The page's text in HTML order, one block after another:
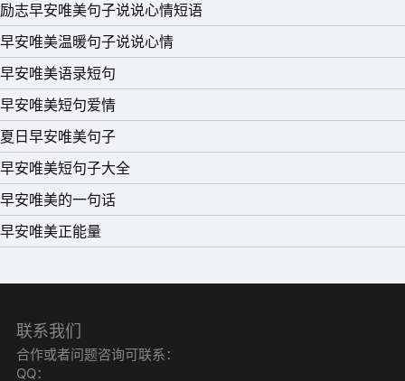
28、纵、尘世风生千山看遍，于你何念？ 纵、江湖水起刀
戈相见，与你何干？ 纵、束发剃净清静绝寰，你亦安然。
纵、青灯敲彻古刹墙边，唯你不变。
29、那些不朽的誓言，依旧飘散着，在光阴里，红尘里，
随着尘埃，随着流水，一直无声的飘散。只是你和我不知
紫荆的花开，象征着秋季里不败的坚强；这一季的秋风，生
命的奔放。虽然草儿多数已泛黄，可是仍有那么一点绿色的
励志早安唯美句子说说心情短语
早安唯美温暖句子说说心情
早安唯美语录短句
早安唯美短句爱情
夏日早安唯美句子
早安唯美短句子大全
早安唯美的一句话
早安唯美正能量
联系我们
合作或者问题咨询可联系：
QQ：